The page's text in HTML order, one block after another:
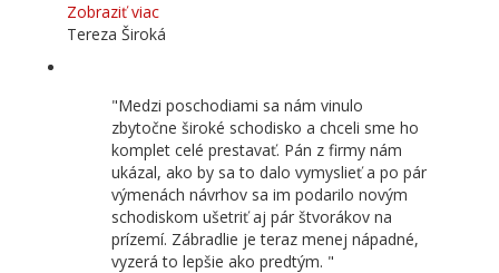
Zobraziť viac
Tereza Široká
Medzi poschodiami sa nám vinulo
zbytočne široké schodisko a chceli sme ho
komplet celé prestavať. Pán z firmy nám
ukázal, ako by sa to dalo vymyslieť a po pár
výmenách návrhov sa im podarilo novým
schodiskom ušetriť aj pár štvorákov na
prízemí. Zábradlie je teraz menej nápadné,
vyzerá to lepšie ako predtým.